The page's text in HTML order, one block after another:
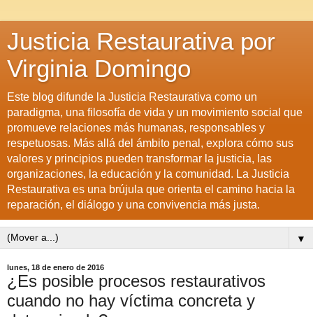
Justicia Restaurativa por
Virginia Domingo
Este blog difunde la Justicia Restaurativa como un
paradigma, una filosofía de vida y un movimiento social que
promueve relaciones más humanas, responsables y
respetuosas. Más allá del ámbito penal, explora cómo sus
valores y principios pueden transformar la justicia, las
organizaciones, la educación y la comunidad. La Justicia
Restaurativa es una brújula que orienta el camino hacia la
reparación, el diálogo y una convivencia más justa.
▼
lunes, 18 de enero de 2016
¿Es posible procesos restaurativos
cuando no hay víctima concreta y